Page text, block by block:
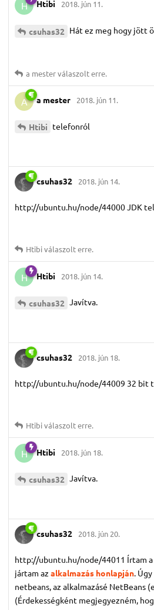
H Htibi 2018. jún 11.
csuhas32 Hát ez meg hogy jött
a mesterválaszolt erre.
A a mester 2018. jún 11.
Htibi telefonról
csuhas32 2018. jún 14.
http://ubuntu.hu/node/44000 JDK
Htibiválaszolt erre.
H Htibi 2018. jún 14.
csuhas32 Javítva.
csuhas32 2018. jún 18.
http://ubuntu.hu/node/44009 32 bit
Htibiválaszolt erre.
H Htibi 2018. jún 18.
csuhas32 Javítva.
csuhas32 2018. jún 20.
http://ubuntu.hu/node/44011 Írtam a
jártam az alkalmazás honlapján.
netbeans, az alkalmazásé NetBeans
(Érdekességként megjegyezném,